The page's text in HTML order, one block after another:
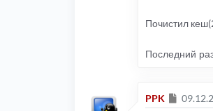
Почистил
Последний
PPK